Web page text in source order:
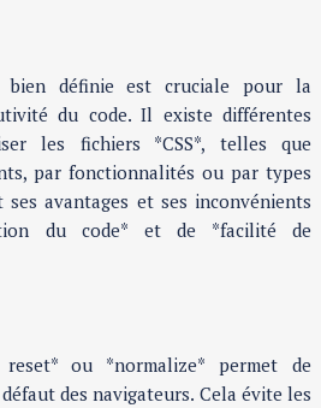
bien définie est cruciale pour la
du code. Il existe différentes
les fichiers *CSS*, telles que
par fonctionnalités ou par types
ses avantages et ses inconvénients
du code* et de *facilité de
reset* ou *normalize* permet de
des navigateurs. Cela évite les